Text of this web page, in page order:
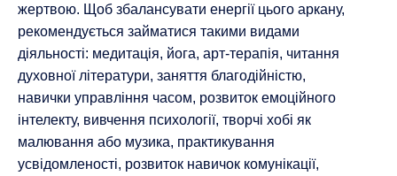
жертвою. Щоб збалансувати енергії цього аркану,
рекомендується займатися такими видами
діяльності: медитація, йога, арт-терапія, читання
духовної літератури, заняття благодійністю,
навички управління часом, розвиток емоційного
інтелекту, вивчення психології, творчі хобі як
малювання або музика, практикування
усвідомленості, розвиток навичок комунікації,